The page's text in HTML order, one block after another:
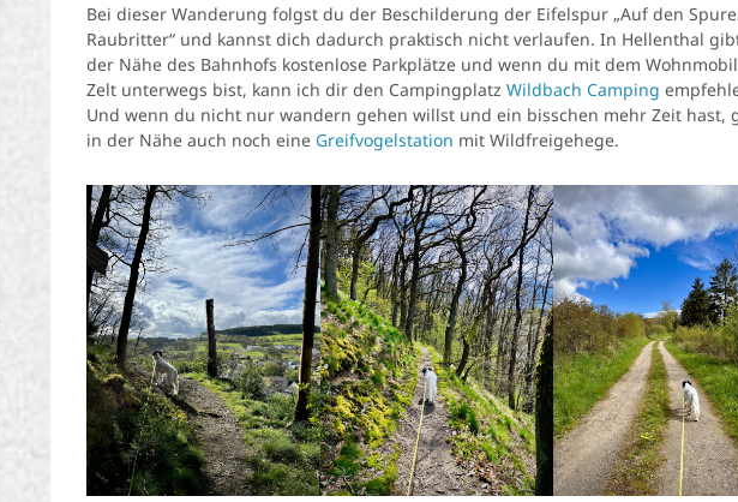
Bei dieser Wanderung folgst du der Beschilderung der Eifelspur „Auf den
Raubritter“ und kannst dich dadurch praktisch nicht verlaufen. In Hellenthal
der Nähe des Bahnhofs kostenlose Parkplätze und wenn du mit dem
Zelt unterwegs bist, kann ich dir den Campingplatz Wildbach Camping
Und wenn du nicht nur wandern gehen willst und ein bisschen mehr Zeit hast,
in der Nähe auch noch eine Greifvogelstation mit Wildfreigehege.
Melde dich zu den
Community-News an!
Mehr über die Community-News erfahren